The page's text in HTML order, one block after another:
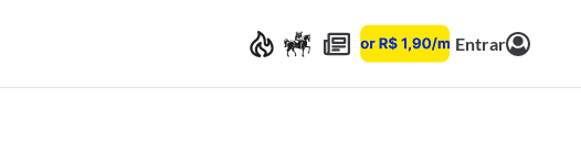
Entrar